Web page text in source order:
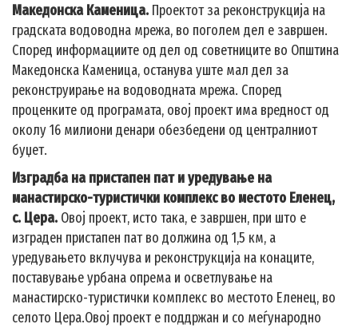
Македонска Каменица. Проектот за реконструкција на
градската водоводна мрежа, во поголем дел е завршен.
Според информациите од дел од советниците во Општина
Македонска Каменица, останува уште мал дел за
реконструирање на водоводната мрежа. Според
проценките од програмата, овој проект има вредност од
околу 16 милиони денари обезбедени од централниот
буџет.
Изградба на пристапен пат и уредување на
манастирско-туристички комплекс во местото Еленец,
с. Цера. Овој проект, исто така, е завршен, при што е
изграден пристапен пат во должина од 1,5 км, а
уредувањето вклучува и реконструкција на конаците,
поставување урбана опрема и осветлување на
манастирско-туристички комплекс во местото Еленец, во
селото Цера.Овој проект е поддржан и со меѓународно